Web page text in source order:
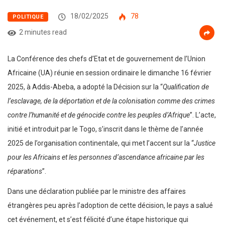
POLITIQUE 18/02/2025
78
2 minutes read
La Conférence des chefs d’Etat et de gouvernement de l’Union
Africaine (UA) réunie en session ordinaire le dimanche 16 février
2025, à Addis-Abeba, a adopté la Décision sur la “Qualification de
l’esclavage, de la déportation et de la colonisation comme des crimes
contre l’humanité et de génocide contre les peuples d’Afrique”. L’acte,
initié et introduit par le Togo, s’inscrit dans le thème de l’année
2025 de l’organisation continentale, qui met l’accent sur la “Justice
pour les Africains et les personnes d’ascendance africaine par les
réparations”.
Dans une déclaration publiée par le ministre des affaires
étrangères peu après l’adoption de cette décision, le pays a salué
cet événement, et s’est félicité d’une étape historique qui